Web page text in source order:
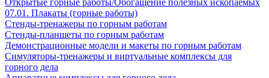
Открытые горные работы/Обогащение полезных ископаемых
07.01. Плакаты (горные работы)
Стенды-тренажеры по горным работам
Стенды-планшеты по горным работам
Демонстрационные модели и макеты по горным работам
Симуляторы-тренажеры и виртуальные комплексы для
горного дела